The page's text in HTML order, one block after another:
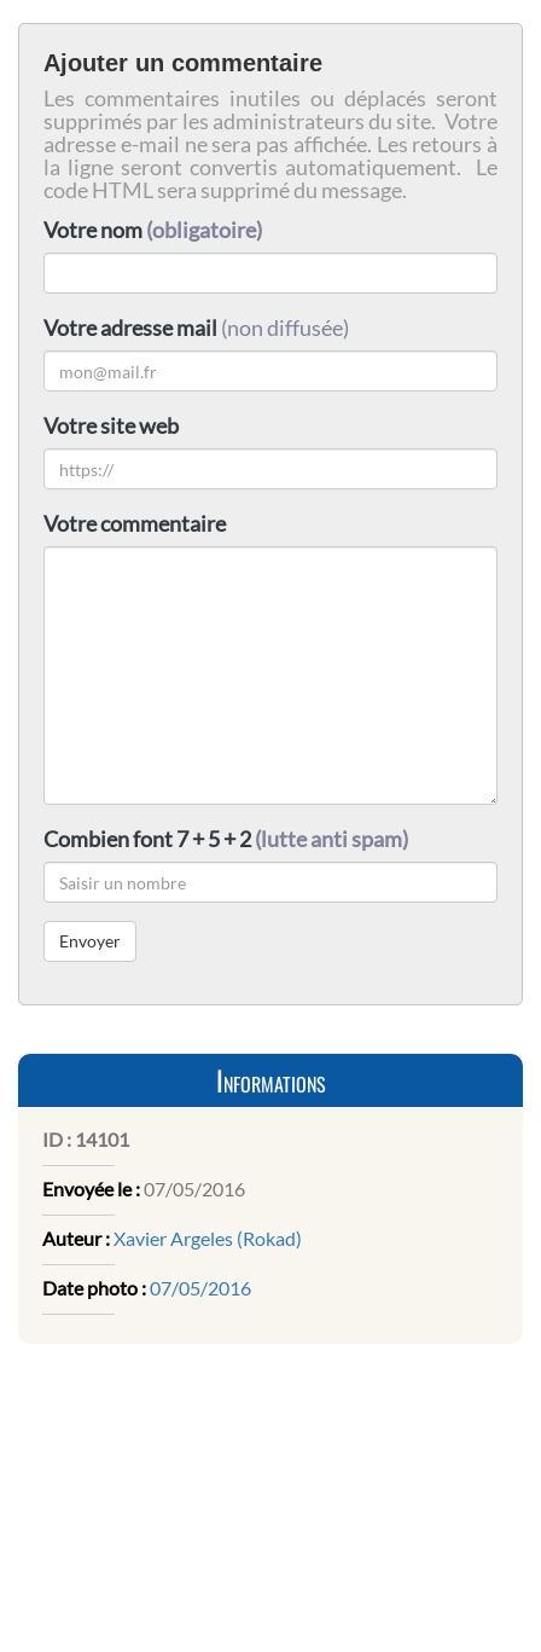
Ajouter un commentaire
Les commentaires inutiles ou déplacés seront
supprimés par les administrateurs du site. Votre
adresse e-mail ne sera pas affichée. Les retours à
la ligne seront convertis automatiquement. Le
code HTML sera supprimé du message.
Votre nom(obligatoire)
Votre adresse mail (non diffusée)
Votre site web
Votre commentaire
Combien font 7 + 5 + 2(lutte anti spam)
Informations
ID : 14101
Envoyée le :07/05/2016
Auteur :Xavier Argeles (Rokad)
Date photo :07/05/2016